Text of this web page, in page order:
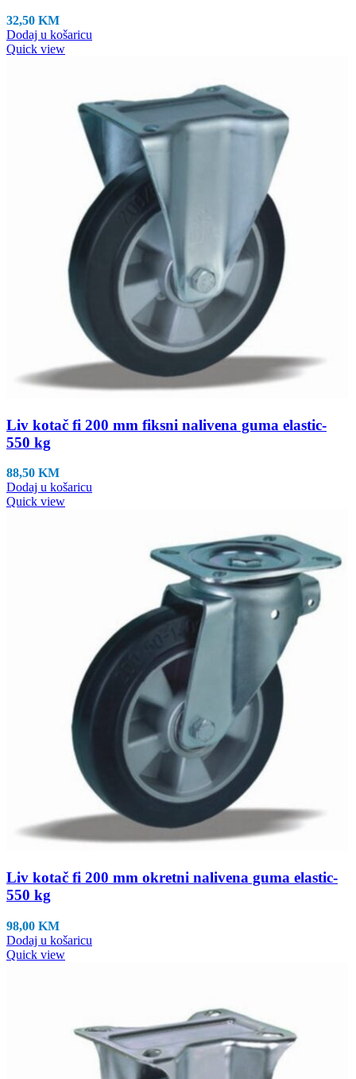
32,50 KM
Dodaj u košaricu
Quick view
Liv kotač fi 200 mm fiksni nalivena guma elastic-
550 kg
88,50 KM
Dodaj u košaricu
Quick view
Liv kotač fi 200 mm okretni nalivena guma elastic-
550 kg
98,00 KM
Dodaj u košaricu
Quick view